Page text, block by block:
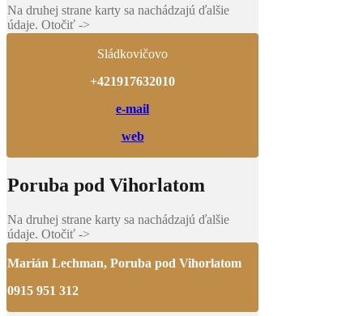
Na druhej strane karty sa nachádzajú ďalšie
údaje. Otočiť ->
Sládkovičovo
+421917632010
e-mail
web
Poruba pod Vihorlatom
Na druhej strane karty sa nachádzajú ďalšie
údaje. Otočiť ->
Marián Lechman, Poruba pod Vihorlatom
0915 951 312